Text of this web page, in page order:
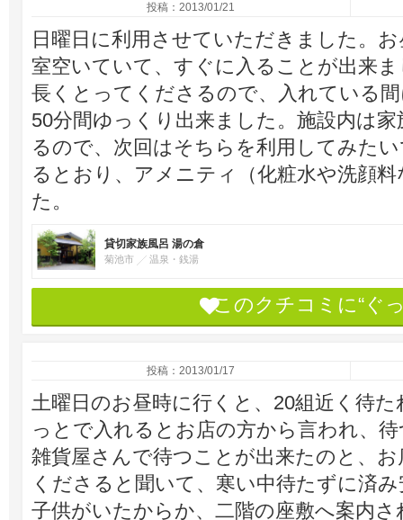
投稿：2013/01/21
日曜日に利用させていただきました。
室空いていて、すぐに入ることが出来
長くとってくださるので、入れている
50分間ゆっくり出来ました。施設内は
るので、次回はそちらを利用してみた
るとおり、アメニティ（化粧水や洗顔
た。
貸切家族風呂 湯の倉
菊池市 温泉・銭湯
このクチコミに“ぐ
投稿：2013/01/17
土曜日のお昼時に行くと、20組近く待
っとで入れるとお店の方から言われ、
雑貨屋さんで待つことが出来たのと、
くださると聞いて、寒い中待たずに済
子供がいたからか、二階の座敷へ案内